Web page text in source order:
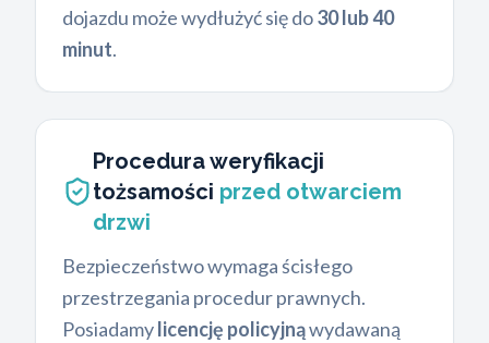
dojazdu może wydłużyć się do30 lub 40
minut.
Procedura weryfikacji
tożsamości przed otwarciem
drzwi
Bezpieczeństwo wymaga ścisłego
przestrzegania procedur prawnych.
Posiadamylicencję policyjnąwydawaną